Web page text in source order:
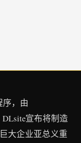
，由
宣布将制造
大企业亚总义重